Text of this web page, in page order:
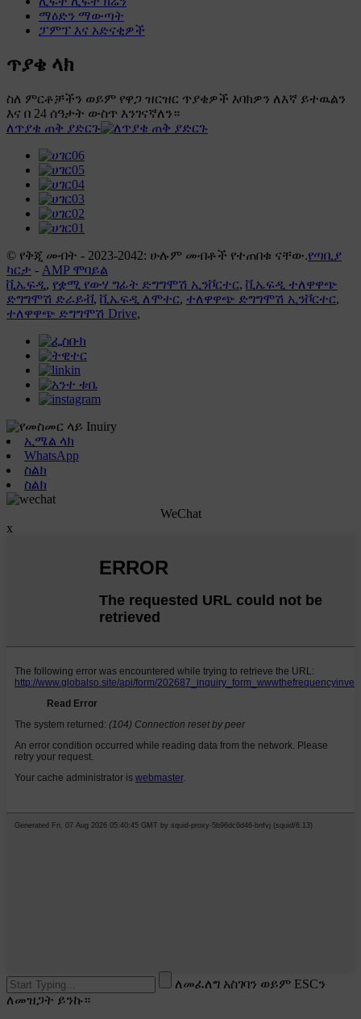
ማዕድን ማውጣት
ፓምፕ እና አድናቂዎች
ጥያቄ ላክ
ስለ ምርቶቻችን ወይም የዋጋ ዝርዝር ጥያቄዎች እባክዎን ለእኛ ይተዉልን
እና በ 24 ሰዓታት ውስጥ እንገናኛለን።
ለጥያቄ ጠቅ ያድርጉ
© የቅጂ መብት - 2023-2042: ሁሉም መብቶች የተጠበቁ ናቸው.የጣቢያ
ካርታ - AMP ሞባይል
ቪኤፍዲ, የቋሚ የውሃ ግፊት ድግግሞሽ ኢንቮርተር, ቪኤፍዲ ተለዋዋጭ
ድግግሞሽ ድራይቭ, ቪኤፍዲ ለሞተር, ተለዋዋጭ ድግግሞሽ ኢንቮርተር,
ተለዋዋጭ ድግግሞሽ Drive,
ኢሜል ላክ
WhatsApp
ስልክ
ስልክ
WeChat
x
ለመፈለግ አስገባን ወይም ESCን
ለመዝጋት ይንኩ።